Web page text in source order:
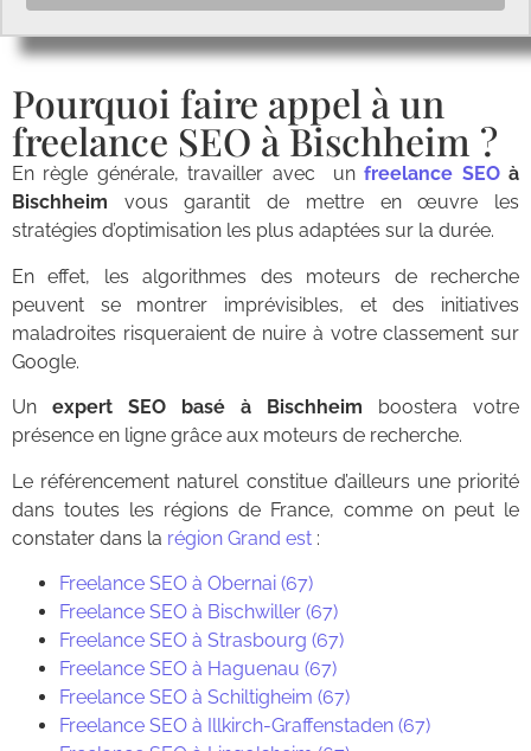
Pourquoi faire appel à un
freelance SEO à Bischheim ?
En règle générale, travailler avec unfreelance SEOà
Bischheim vous garantit de mettre en œuvre les
stratégies d’optimisation les plus adaptées sur la durée.
En effet, les algorithmes des moteurs de recherche
peuvent se montrer imprévisibles, et des initiatives
maladroites risqueraient de nuire à votre classement sur
Google.
Un expert SEO basé à Bischheim boostera votre
présence en ligne grâce aux moteurs de recherche.
Le référencement naturel constitue d’ailleurs une priorité
dans toutes les régions de France, comme on peut le
constater dans la région Grand est :
Freelance SEO à Obernai (67)
Freelance SEO à Bischwiller (67)
Freelance SEO à Strasbourg (67)
Freelance SEO à Haguenau (67)
Freelance SEO à Schiltigheim (67)
Freelance SEO à Illkirch-Graffenstaden (67)